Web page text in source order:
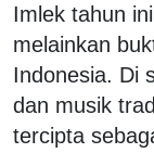
Imlek tahun
melainkan
Indonesia. Di
dan musik
tercipta